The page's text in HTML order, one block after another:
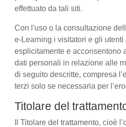
effettuato da tali siti.
Con l'uso o la consultazione
e-Learning i visitatori e gli utenti
esplicitamente e acconsentono
dati personali in relazione alle
di seguito descritte, compresa
terzi solo se necessaria per
Titolare del
Il Titolare del trattamento, cioè